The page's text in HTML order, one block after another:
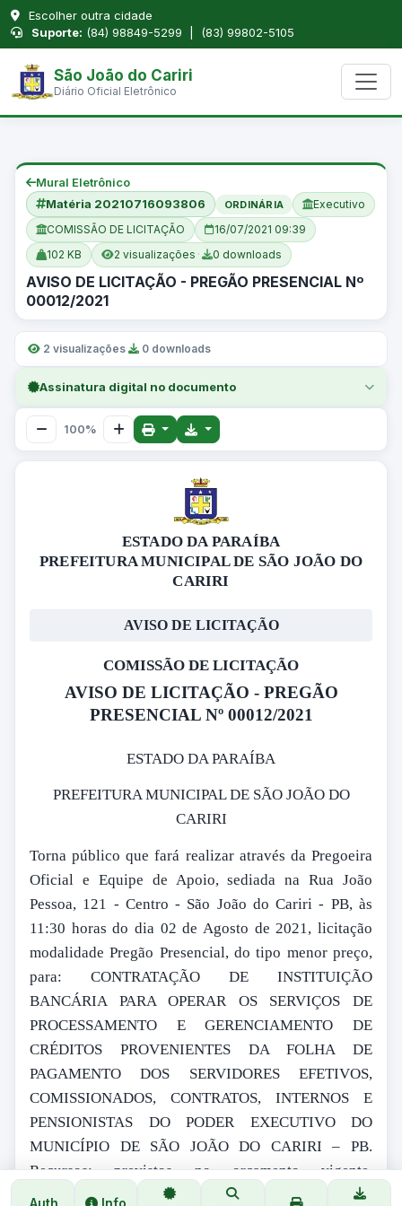
Escolher outra cidade
Suporte: (84) 98849-5299 | (83) 99802-5105
São João do Cariri
Diário Oficial Eletrônico
Mural Eletrônico
Matéria 20210716093806
ORDINÁRIA
Executivo
COMISSÃO DE LICITAÇÃO
16/07/2021 09:39
102 KB
2 visualizações · 0 downloads
AVISO DE LICITAÇÃO - PREGÃO PRESENCIAL Nº
00012/2021
2 visualizações 0 downloads
Assinatura digital no documento
100%
ESTADO DA PARAÍBA
PREFEITURA MUNICIPAL DE SÃO JOÃO DO
CARIRI
AVISO DE LICITAÇÃO
COMISSÃO DE LICITAÇÃO
AVISO DE LICITAÇÃO - PREGÃO
PRESENCIAL Nº 00012/2021
ESTADO DA PARAÍBA
PREFEITURA MUNICIPAL DE SÃO JOÃO DO
CARIRI
Torna público que fará realizar através da Pregoeira
Oficial e Equipe de Apoio, sediada na Rua João
Pessoa, 121 - Centro - São João do Cariri - PB, às
11:30 horas do dia 02 de Agosto de 2021, licitação
modalidade Pregão Presencial, do tipo menor preço,
para: CONTRATAÇÃO DE INSTITUIÇÃO
BANCÁRIA PARA OPERAR OS SERVIÇOS DE
PROCESSAMENTO E GERENCIAMENTO DE
CRÉDITOS PROVENIENTES DA FOLHA DE
PAGAMENTO DOS SERVIDORES EFETIVOS,
COMISSIONADOS, CONTRATOS, INTERNOS E
PENSIONISTAS DO PODER EXECUTIVO DO
MUNICÍPIO DE SÃO JOÃO DO CARIRI – PB.
Recursos: previstos no orçamento vigente.
Fundamento legal: Lei Federal nº 10.520/02 e
Auth Info